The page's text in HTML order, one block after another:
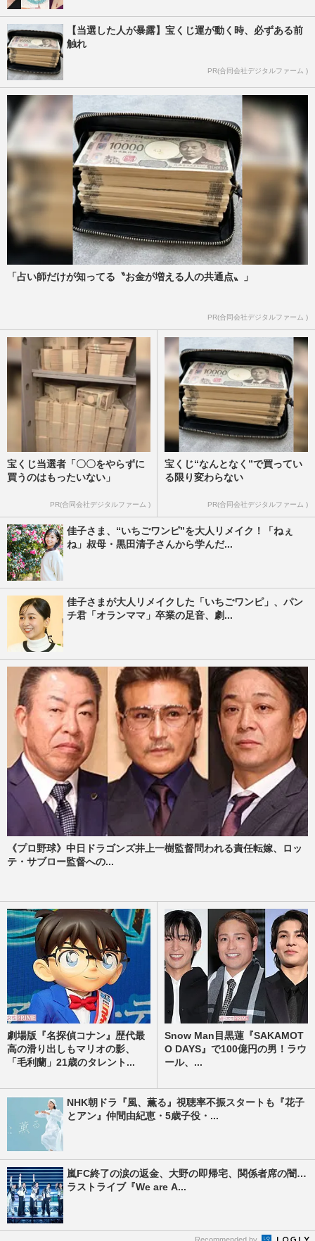
【当選した人が暴露】宝くじ運が動く時、必ずある前
触れ
PR(合同会社デジタルファーム )
「占い師だけが知ってる〝お金が増える人の共通点〟」
PR(合同会社デジタルファーム )
宝くじ当選者「〇〇をやらずに
買うのはもったいない」
PR(合同会社デジタルファーム )
宝くじ“なんとなく”で買ってい
る限り変わらない
PR(合同会社デジタルファーム )
佳子さま、“いちごワンピ”を大人リメイク！「ねぇ
ね」叔母・黒田清子さんから学んだ...
佳子さまが大人リメイクした「いちごワンピ」、パン
チ君「オランママ」卒業の足音、劇...
《プロ野球》中日ドラゴンズ井上一樹監督問われる責任転嫁、ロッ
テ・サブロー監督への...
劇場版『名探偵コナン』歴代最
高の滑り出しもマリオの影、
「毛利蘭」21歳のタレント...
Snow Man目黒蓮『SAKAMOT
O DAYS』で100億円の男！ラウ
ール、...
NHK朝ドラ『風、薫る』視聴率不振スタートも『花子
とアン』仲間由紀恵・5歳子役・...
嵐FC終了の涙の返金、大野の即帰宅、関係者席の闇…
ラストライブ『We are A...